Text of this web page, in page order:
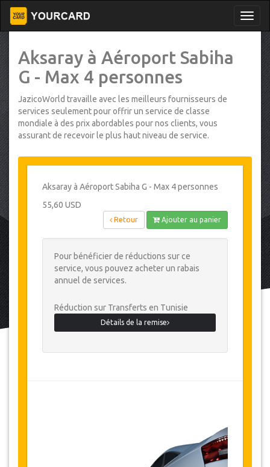
Aksaray à Aéroport Sabiha
G - Max 4 personnes
JazicoWorld travaille avec les meilleurs fournisseurs de
services seulement pour offrir un service de classe
mondiale à des prix abordables pour nos clients, vous
assurant de recevoir le plus haut niveau de service.
Aksaray à Aéroport Sabiha G - Max 4 personnes
55,60 USD
Retour Ajouter au panier
Pour bénéficier de réductions sur ce
service, vous pouvez acheter un rabais
annuel de services.
Réduction sur Transferts en Tunisie
Détails de la remise